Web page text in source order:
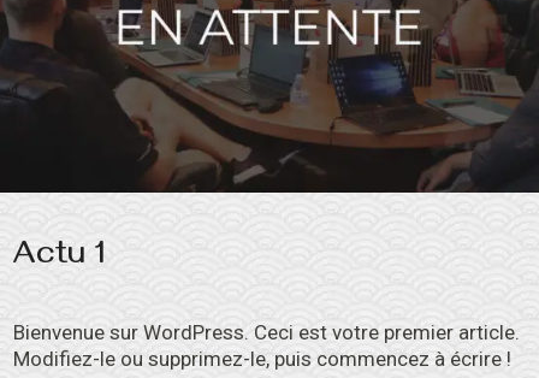
Actu 1
Bienvenue sur WordPress. Ceci est votre premier article.
Modifiez-le ou supprimez-le, puis commencez à écrire !